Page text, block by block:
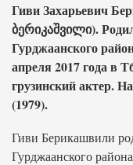
Гиви Захарьевич
ბერიკაშვილი).
Гурджаанского
апреля 2017 года в
грузинский актер.
(1979).
Гиви Берикашвили
Гурджаанского